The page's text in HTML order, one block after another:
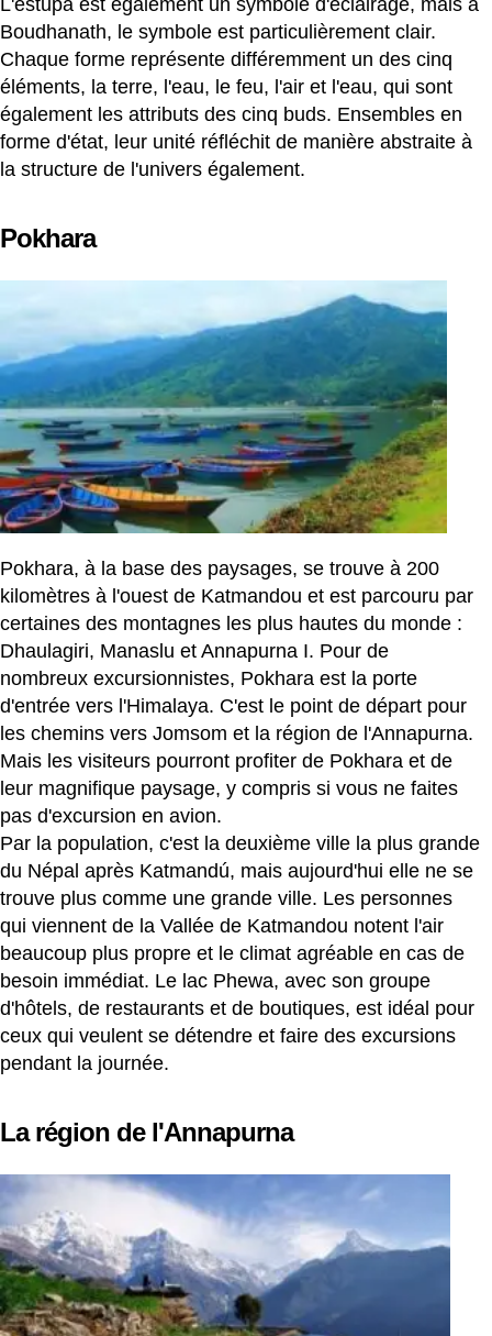
L'estupa est également un symbole d'éclairage, mais à
Boudhanath, le symbole est particulièrement clair.
Chaque forme représente différemment un des cinq
éléments, la terre, l'eau, le feu, l'air et l'eau, qui sont
également les attributs des cinq buds. Ensembles en
forme d'état, leur unité réfléchit de manière abstraite à
la structure de l'univers également.
Pokhara
Pokhara, à la base des paysages, se trouve à 200
kilomètres à l'ouest de Katmandou et est parcouru par
certaines des montagnes les plus hautes du monde :
Dhaulagiri, Manaslu et Annapurna I. Pour de
nombreux excursionnistes, Pokhara est la porte
d'entrée vers l'Himalaya. C'est le point de départ pour
les chemins vers Jomsom et la région de l'Annapurna.
Mais les visiteurs pourront profiter de Pokhara et de
leur magnifique paysage, y compris si vous ne faites
pas d'excursion en avion.
Par la population, c'est la deuxième ville la plus grande
du Népal après Katmandú, mais aujourd'hui elle ne se
trouve plus comme une grande ville. Les personnes
qui viennent de la Vallée de Katmandou notent l'air
beaucoup plus propre et le climat agréable en cas de
besoin immédiat. Le lac Phewa, avec son groupe
d'hôtels, de restaurants et de boutiques, est idéal pour
ceux qui veulent se détendre et faire des excursions
pendant la journée.
La région de l'Annapurna